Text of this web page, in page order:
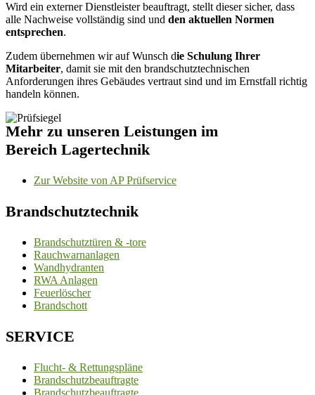
Wird ein externer Dienstleister beauftragt, stellt dieser sicher, dass
alle Nachweise vollständig sind und den aktuellen Normen
entsprechen.
Zudem übernehmen wir auf Wunsch die Schulung Ihrer
Mitarbeiter, damit sie mit den brandschutztechnischen
Anforderungen ihres Gebäudes vertraut sind und im Ernstfall richtig
handeln können.
Mehr zu unseren Leistungen im
Bereich Lagertechnik
Zur Website von AP Prüfservice
Brandschutztechnik
Brandschutztüren & -tore
Rauchwarnanlagen
Wandhydranten
RWA Anlagen
Feuerlöscher
Brandschott
SERVICE
Flucht- & Rettungspläne
Brandschutzbeauftragte